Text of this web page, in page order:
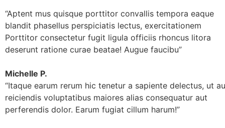
“Aptent mus quisque porttitor convallis tempora eaque
blandit phasellus perspiciatis lectus, exercitationem
Porttitor consectetur fugit ligula officiis rhoncus litora
deserunt ratione curae beatae! Augue faucibu”​
Michelle P.​
“Itaque earum rerum hic tenetur a sapiente delectus, ut
reiciendis voluptatibus maiores alias consequatur aut
perferendis dolor. Earum fugiat cillum harum!”​